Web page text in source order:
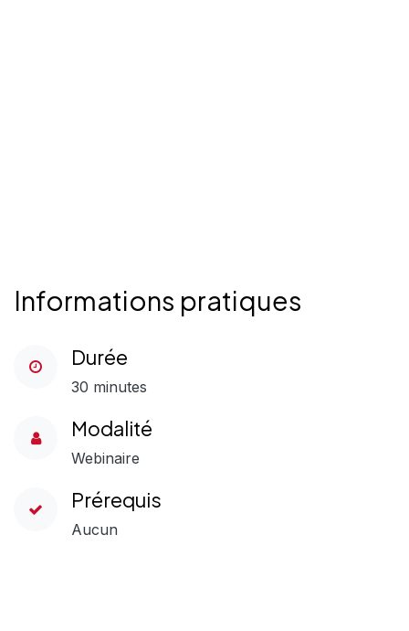
Informations pratiques
Durée
30 minutes
Modalité
Webinaire
Prérequis
Aucun